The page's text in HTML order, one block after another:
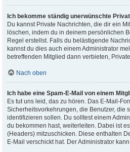
Ich bekomme ständig unerwünschte
Du kannst Private Nachrichten, die dir ein
löschen, indem du in deinem persönlichen
Regel erstellst. Falls du belästigende
kannst du dies auch einem Administrator
betreffenden Mitglied dann verbieten,
Nach oben
Ich habe eine Spam-E-Mail von einem
Es tut uns leid, das zu hören. Das E-Mail-
Sicherheitsvorkehrungen, die Benutzer, die
identifizieren sollen. Du solltest einem
du bekommen hast, weiterleiten. Dabei ist
(Headers) mitzuschicken. Diese enthalten
E-Mail verschickt hat. Der Administrator